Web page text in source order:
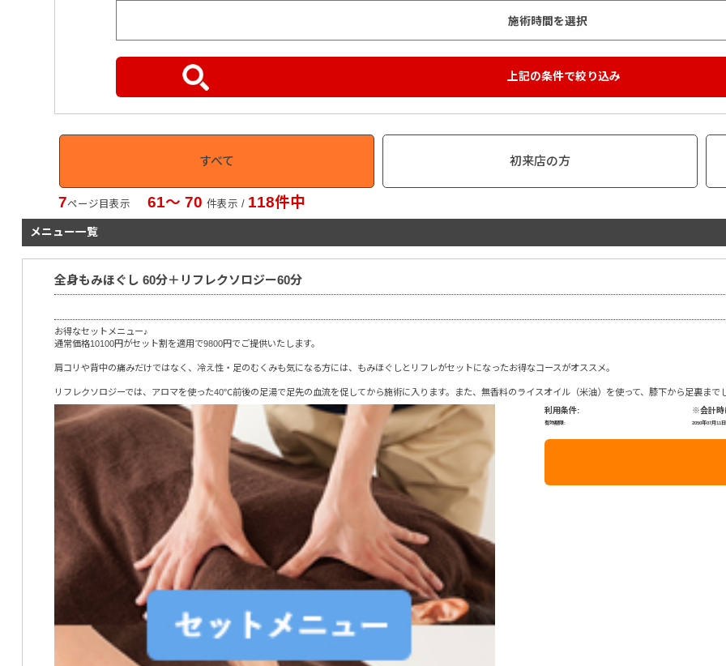
すべて 初来店の方
7ページ目表示61〜 70件表示 / 118件中
メニュー一覧
全身もみほぐし 60分＋リフレクソロジー60分
お得なセットメニュー♪
通常価格10100円がセット割を適用で9800円でご提供いたします。
肩コリや背中の痛みだけではなく、冷え性・足のむくみも気になる方には、もみほぐしとリフレがセットになったお得なコースがオススメ。
リフレクソロジーでは、アロマを使った40℃前後の足湯で足先の血流を促してから施術に入ります。また、無香料のライスオイル（米油）を使って、膝下から足裏ま
利用条件: ※会計時
有効期限: 2050年07月11日